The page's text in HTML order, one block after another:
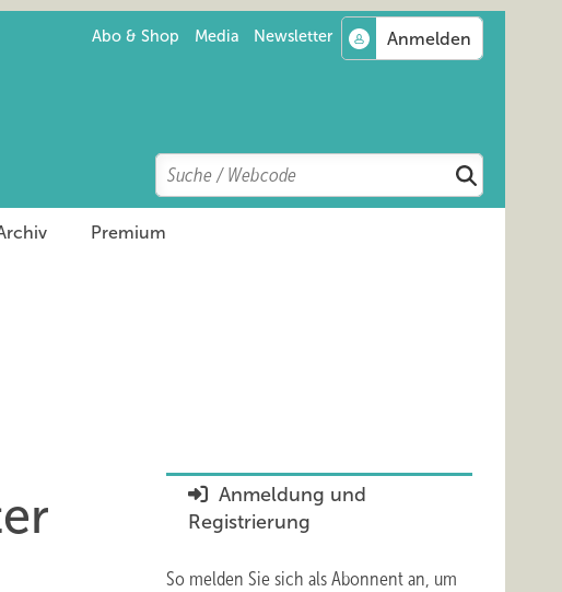
Abo & Shop Media Newsletter
Search
Suchen
Premium
Anmeldung und
Registrierung
So melden Sie sich als Abonnent an, um